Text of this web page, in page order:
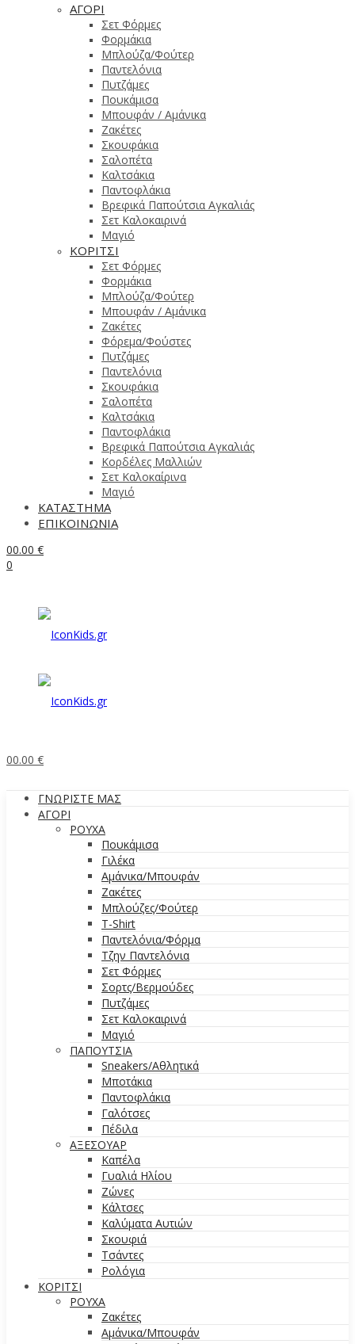
ΑΓΟΡΙ
Σετ Φόρμες
Φορμάκια
Μπλούζα/Φούτερ
Παντελόνια
Πυτζάμες
Πουκάμισα
Μπουφάν / Αμάνικα
Ζακέτες
Σκουφάκια
Σαλοπέτα
Καλτσάκια
Παντοφλάκια
Βρεφικά Παπούτσια Αγκαλιάς
Σετ Καλοκαιρινά
Μαγιό
ΚΟΡΙΤΣΙ
Σετ Φόρμες
Φορμάκια
Μπλούζα/Φούτερ
Μπουφάν / Αμάνικα
Ζακέτες
Φόρεμα/Φούστες
Πυτζάμες
Παντελόνια
Σκουφάκια
Σαλοπέτα
Καλτσάκια
Παντοφλάκια
Βρεφικά Παπούτσια Αγκαλιάς
Κορδέλες Μαλλιών
Σετ Καλοκαίρινα
Μαγιό
ΚΑΤΑΣΤΗΜΑ
ΕΠΙΚΟΙΝΩΝΙΑ
00.00 €
0
00.00 €
ΓΝΩΡΙΣΤΕ ΜΑΣ
ΑΓΟΡΙ
ΡΟΥΧΑ
Πουκάμισα
Γιλέκα
Αμάνικα/Μπουφάν
Ζακέτες
Μπλούζες/Φούτερ
T-Shirt
Παντελόνια/Φόρμα
Τζην Παντελόνια
Σετ Φόρμες
Σορτς/Βερμούδες
Πυτζάμες
Σετ Καλοκαιρινά
Μαγιό
ΠΑΠΟΥΤΣΙΑ
Sneakers/Aθλητικά
Μποτάκια
Παντοφλάκια
Γαλότσες
Πέδιλα
ΑΞΕΣΟΥΑΡ
Καπέλα
Γυαλιά Ηλίου
Ζώνες
Κάλτσες
Καλύματα Αυτιών
Σκουφιά
Τσάντες
Ρολόγια
ΚΟΡΙΤΣΙ
ΡΟΥΧΑ
Ζακέτες
Αμάνικα/Μπουφάν